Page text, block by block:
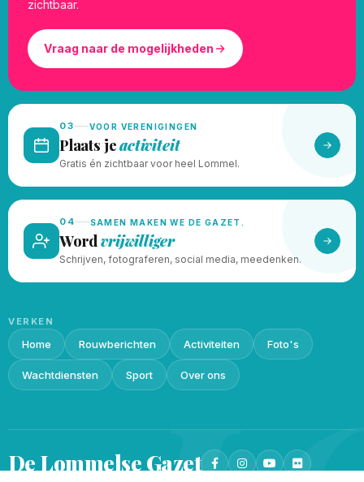
zichtbaar.
Vraag naar de mogelijkheden
03 VOOR VERENIGINGEN
Plaats jeactiviteit
Gratis én zichtbaar voor heel Lommel.
04 SAMEN MAKEN WE DE GAZET.
Wordvrijwilliger
Schrijven, fotograferen, social media, meedenken.
VERKEN
Home Rouwberichten Activiteiten Foto's
Wachtdiensten Sport Over ons
De LommelseGazet